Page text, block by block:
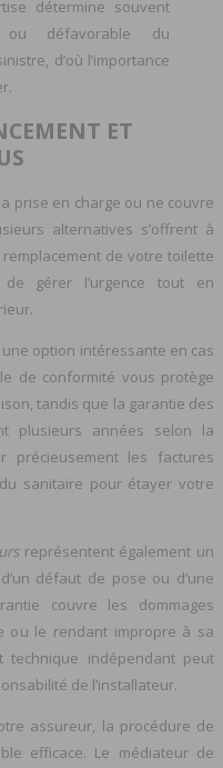
détermine souvent
ou défavorable du
d’où l’importance
ET
prise en charge ou ne couvre
alternatives s’offrent à
de votre toilette
gérer l’urgence tout en
option intéressante en cas
de conformité vous protège
tandis que la garantie des
plusieurs années selon la
précieusement les factures
sanitaire pour étayer votre
représentent également un
défaut de pose ou d’une
couvre les dommages
ou le rendant impropre à sa
technique indépendant peut
de l’installateur.
assureur, la procédure de
efficace. Le médiateur de